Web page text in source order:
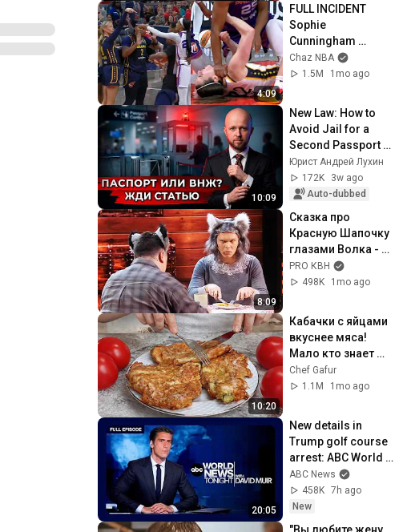
4:09
FULL INCIDENT
Sophie
Cunningham
pointing, Caitlin
Clark throat punch
Chaz NBA
1.5M
1mo ago
10:09
New Law: How to
Avoid Jail for a
Second Passport
or Residence
Permit
Юрист Андрей Лухин
172K
3w ago
Auto-dubbed
8:09
Сказка про
Красную Шапочку
глазами Волка -
КВН Это они
PRO КВН
498K
1mo ago
10:20
Кабачки с яйцами
вкуснее мяса!
Мало кто знает
секрет! Бабушка
научила готовить
Chef Gafur
1.1M
1mo ago
20:05
New details in
Trump golf course
arrest: ABC World
News Tonight with
David Muir - Aug. 5,
2026
ABC News
458K 7h ago
New